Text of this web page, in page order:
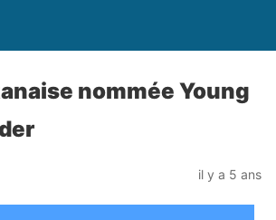
nommée Young
il y a 5 ans